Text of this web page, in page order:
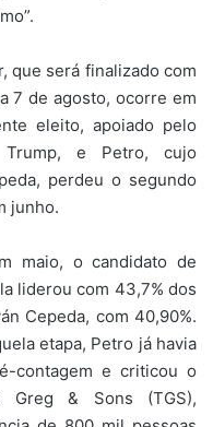
que será finalizado com
7 de agosto, ocorre em
eleito, apoiado pelo
Trump, e Petro, cujo
perdeu o segundo
junho.
maio, o candidato de
liderou com 43,7% dos
Cepeda, com 40,90%.
etapa, Petro já havia
contagem e criticou o
Greg & Sons (TGS),